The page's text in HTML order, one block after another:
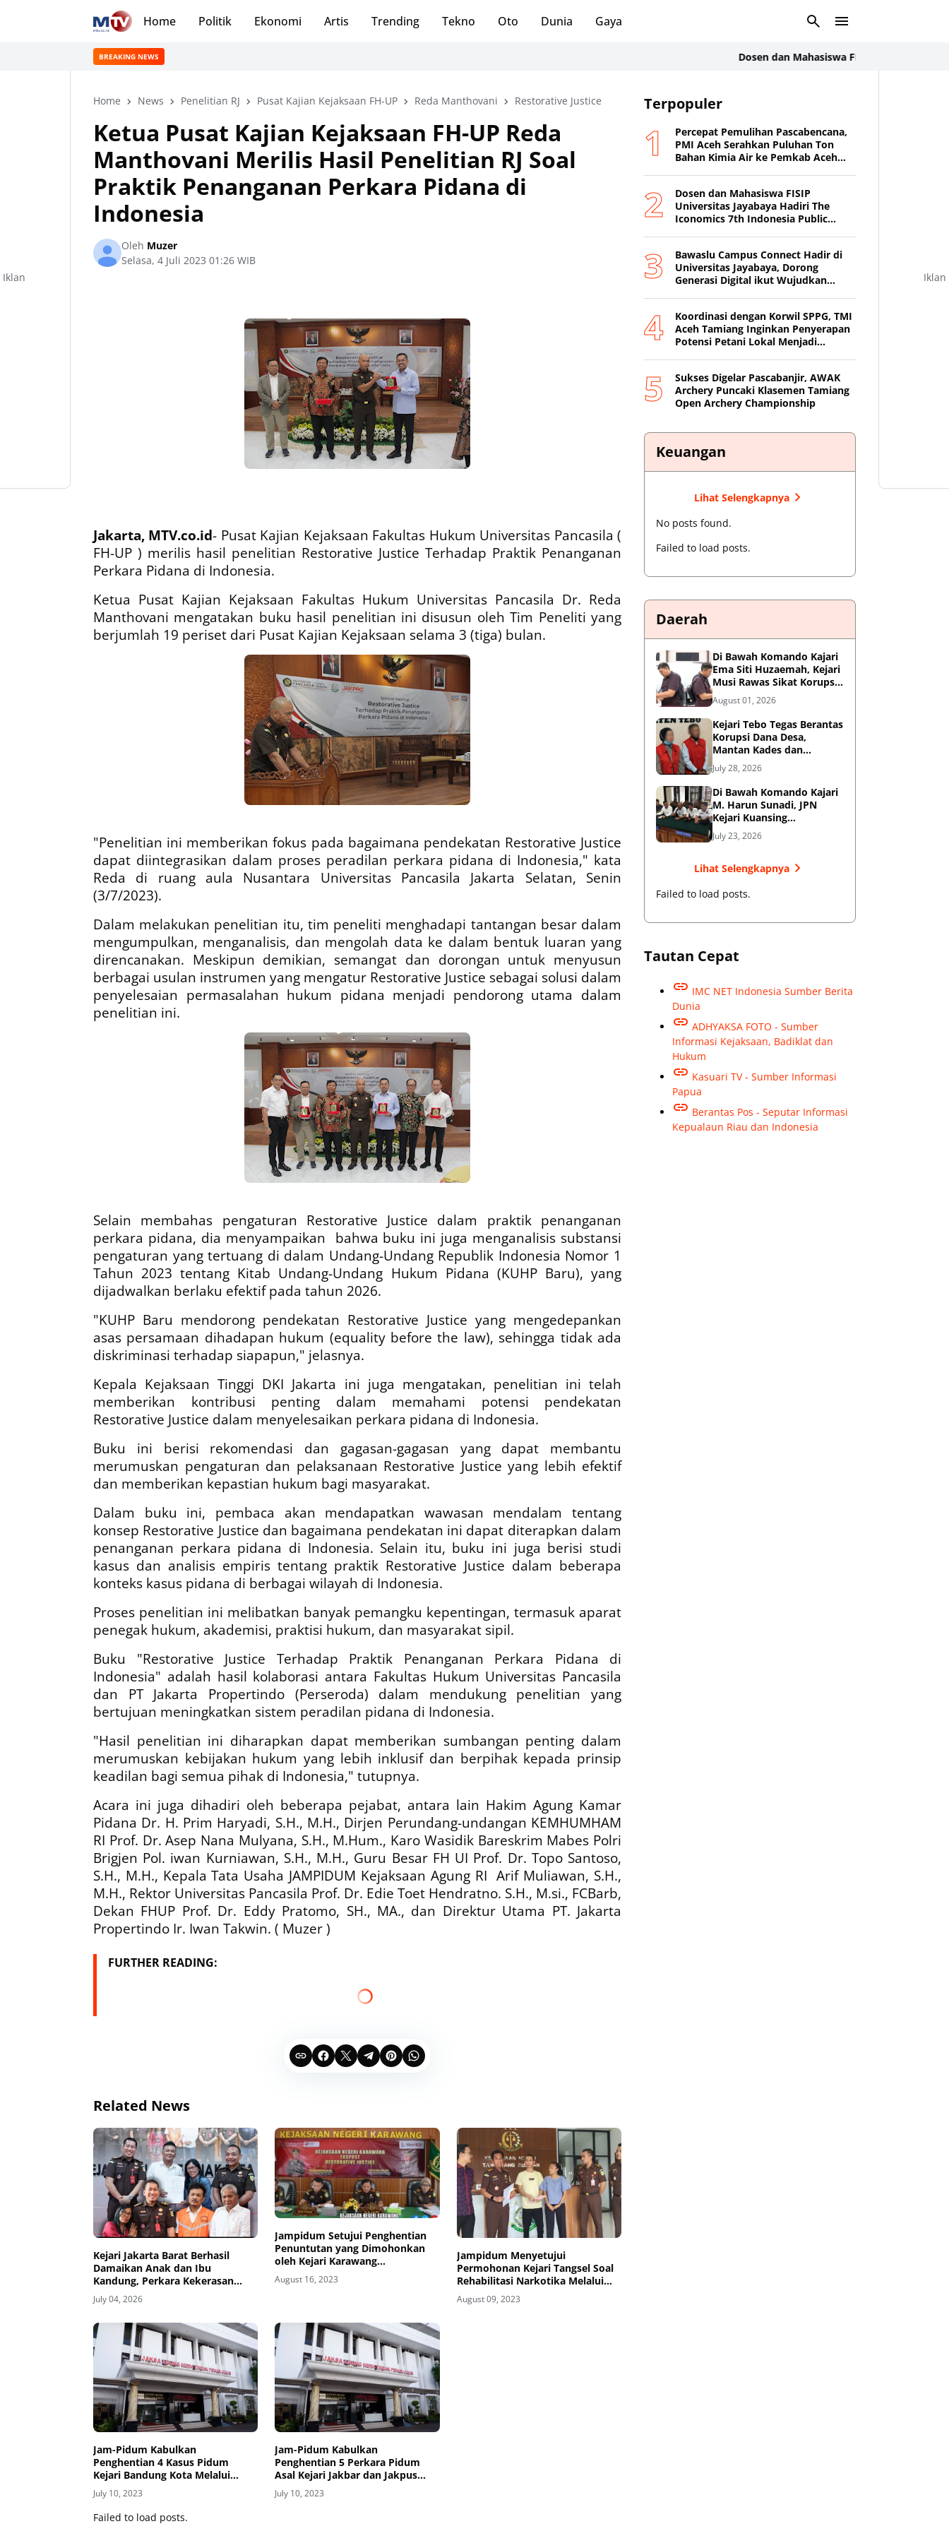
Home Politik Ekonomi Artis Trending Tekno Oto Dunia Gaya
BREAKING NEWS Dosen dan Mahasiswa FISIP Universitas
Home News Penelitian RJ Pusat Kajian Kejaksaan FH-UP Reda Manthovani Restorative Justice
Ketua Pusat Kajian Kejaksaan FH-UP Reda
Manthovani Merilis Hasil Penelitian RJ Soal
Praktik Penanganan Perkara Pidana di
Indonesia
Oleh Muzer
Selasa, 4 Juli 2023 01:26 WIB
Jakarta, MTV.co.id- Pusat Kajian Kejaksaan Fakultas Hukum Universitas Pancasila (
FH-UP ) merilis hasil penelitian Restorative Justice Terhadap Praktik Penanganan
Perkara Pidana di Indonesia.
Ketua Pusat Kajian Kejaksaan Fakultas Hukum Universitas Pancasila Dr. Reda
Manthovani mengatakan buku hasil penelitian ini disusun oleh Tim Peneliti yang
berjumlah 19 periset dari Pusat Kajian Kejaksaan selama 3 (tiga) bulan.
"Penelitian ini memberikan fokus pada bagaimana pendekatan Restorative Justice
dapat diintegrasikan dalam proses peradilan perkara pidana di Indonesia," kata
Reda
di ruang aula Nusantara Universitas Pancasila Jakarta Selatan, Senin
(3/7/2023).
Dalam melakukan penelitian itu, tim peneliti menghadapi tantangan besar dalam
mengumpulkan, menganalisis, dan mengolah data ke dalam bentuk luaran yang
direncanakan. Meskipun demikian, semangat dan dorongan untuk menyusun
berbagai usulan instrumen yang mengatur Restorative Justice sebagai solusi dalam
penyelesaian permasalahan hukum pidana menjadi pendorong utama dalam
penelitian ini.
Selain membahas pengaturan Restorative Justice dalam praktik penanganan
perkara pidana, dia menyampaikan
bahwa buku ini juga menganalisis substansi
pengaturan yang tertuang di dalam Undang-Undang Republik Indonesia Nomor 1
Tahun 2023 tentang Kitab Undang-Undang Hukum Pidana (KUHP Baru), yang
dijadwalkan berlaku efektif pada tahun 2026.
"KUHP Baru mendorong pendekatan Restorative Justice yang mengedepankan
asas persamaan dihadapan hukum (equality before the law), sehingga tidak ada
diskriminasi terhadap siapapun," jelasnya.
Kepala Kejaksaan Tinggi DKI Jakarta ini juga mengatakan, penelitian ini telah
memberikan kontribusi penting dalam memahami potensi pendekatan
Restorative Justice dalam menyelesaikan perkara pidana di Indonesia.
Buku ini berisi rekomendasi dan gagasan-gagasan yang dapat membantu
merumuskan pengaturan dan pelaksanaan Restorative Justice yang lebih efektif
dan memberikan kepastian hukum bagi masyarakat.
Dalam buku ini, pembaca akan mendapatkan wawasan mendalam tentang
konsep Restorative Justice dan bagaimana pendekatan ini dapat diterapkan dalam
penanganan perkara pidana di Indonesia. Selain itu, buku ini juga berisi studi
kasus dan analisis empiris tentang praktik Restorative Justice dalam beberapa
konteks kasus pidana di berbagai wilayah di Indonesia.
Proses penelitian ini melibatkan banyak pemangku kepentingan, termasuk aparat
penegak hukum, akademisi, praktisi hukum, dan masyarakat sipil.
Buku "Restorative Justice Terhadap Praktik Penanganan Perkara Pidana di
Indonesia" adalah hasil kolaborasi antara Fakultas Hukum Universitas Pancasila
dan PT Jakarta Propertindo (Perseroda) dalam mendukung penelitian yang
bertujuan meningkatkan sistem peradilan pidana di Indonesia.
"Hasil penelitian ini diharapkan dapat memberikan sumbangan penting dalam
merumuskan kebijakan hukum yang lebih inklusif dan berpihak kepada prinsip
keadilan bagi semua pihak di Indonesia," tutupnya.
Acara ini juga dihadiri oleh beberapa pejabat, antara lain Hakim Agung Kamar
Pidana Dr. H. Prim Haryadi, S.H., M.H., Dirjen Perundang-undangan KEMHUMHAM
RI Prof. Dr. Asep Nana Mulyana, S.H., M.Hum., Karo Wasidik Bareskrim Mabes Polri
Brigjen Pol. iwan Kurniawan, S.H., M.H., Guru Besar FH UI Prof. Dr. Topo Santoso,
S.H., M.H., Kepala Tata Usaha JAMPIDUM Kejaksaan Agung RI Arif Muliawan, S.H.,
M.H., Rektor Universitas Pancasila Prof. Dr. Edie Toet Hendratno. S.H., M.si., FCBarb,
Dekan FHUP Prof. Dr. Eddy Pratomo, SH., MA., dan Direktur Utama PT. Jakarta
Propertindo Ir. Iwan Takwin. ( Muzer )
FURTHER READING:
Related News
Kejari Jakarta Barat Berhasil
Damaikan Anak dan Ibu
Kandung, Perkara Kekerasan
Diselesaikan Lewat Restorative
Justice
July 04, 2026
Jampidum Setujui Penghentian
Penuntutan yang Dimohonkan
oleh Kejari Karawang
Berdasarkan Kebijakan
Restorative Justice
August 16, 2023
Jampidum Menyetujui
Permohonan Kejari Tangsel Soal
Rehabilitasi Narkotika Melalui
Pendekatan Keadilan Restoratif
August 09, 2023
Jam-Pidum Kabulkan
Penghentian 4 Kasus Pidum
Kejari Bandung Kota Melalui
Kebijakan Restorative Justice
July 10, 2023
Jam-Pidum Kabulkan
Penghentian 5 Perkara Pidum
Asal Kejari Jakbar dan Jakpus
Melalui Kebijakan RJ
July 10, 2023
Failed to load posts.
Terpopuler
Percepat Pemulihan Pascabencana,
PMI Aceh Serahkan Puluhan Ton
Bahan Kimia Air ke Pemkab Aceh
Dosen dan Mahasiswa FISIP
Universitas Jayabaya Hadiri The
Iconomics 7th Indonesia Public
Bawaslu Campus Connect Hadir di
Universitas Jayabaya, Dorong
Generasi Digital ikut Wujudkan
Koordinasi dengan Korwil SPPG, TMI
Aceh Tamiang Inginkan Penyerapan
Potensi Petani Lokal Menjadi
Sukses Digelar Pascabanjir, AWAK
Archery Puncaki Klasemen Tamiang
Open Archery Championship
Keuangan
Lihat Selengkapnya
No posts found.
Failed to load posts.
Daerah
Di Bawah Komando Kajari
Ema Siti Huzaemah, Kejari
Musi Rawas Sikat Korupsi
Dana Sawit, Negara
Selamatkan Rp1,26 Miliar
August 01, 2026
Kejari Tebo Tegas Berantas
Korupsi Dana Desa,
Mantan Kades dan
Bendahara Resmi Jadi
Tersangka
July 28, 2026
Di Bawah Komando Kajari
M. Harun Sunadi, JPN
Kejari Kuansing
Menangkan Gugatan PTUN
dan Amankan Aset
July 23, 2026
Lihat Selengkapnya
Failed to load posts.
Tautan Cepat
IMC NET Indonesia Sumber Berita
Dunia
ADHYAKSA FOTO - Sumber
Informasi Kejaksaan, Badiklat dan
Hukum
Kasuari TV - Sumber Informasi
Papua
Berantas Pos - Seputar Informasi
Kepualaun Riau dan Indonesia
Iklan Iklan